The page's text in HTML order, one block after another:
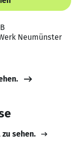
Neumünster
sehen.